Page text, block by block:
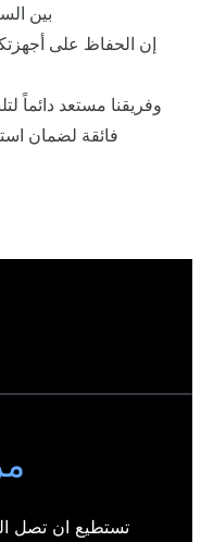
بين
إن الحفاظ على
وفريقنا مستعد دائماً
فائقة لضمان
تستطيع ان تصل